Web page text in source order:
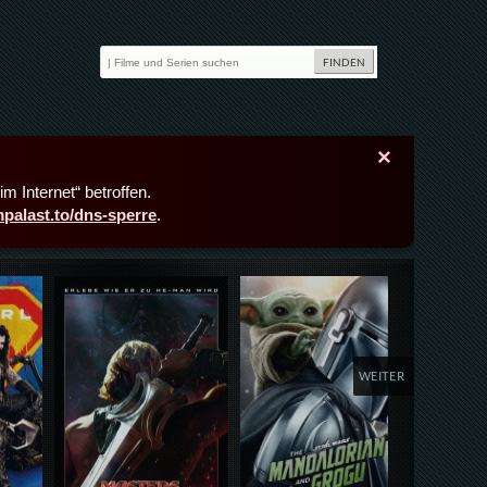
×
Internet“ betroffen.
dns-sperre.
Details,Play Details,Play
WEITER